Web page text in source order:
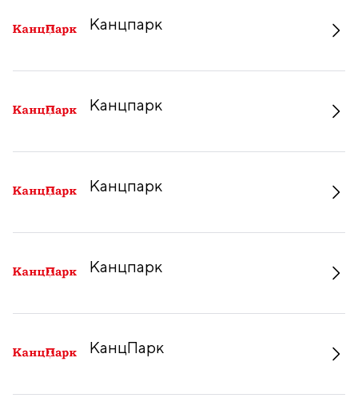
Канцпарк
Канцпарк
Канцпарк
Канцпарк
КанцПарк